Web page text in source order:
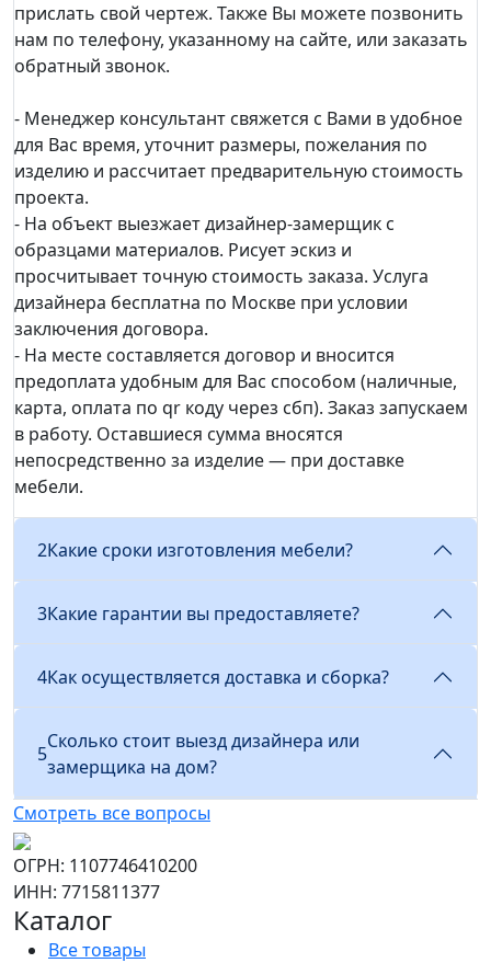
прислать свой чертеж. Также Вы можете позвонить
нам по телефону, указанному на сайте, или заказать
обратный звонок.
- Менеджер консультант свяжется с Вами в удобное
для Вас время, уточнит размеры, пожелания по
изделию и рассчитает предварительную стоимость
проекта.
- На объект выезжает дизайнер-замерщик с
образцами материалов. Рисует эскиз и
просчитывает точную стоимость заказа. Услуга
дизайнера бесплатна по Москве при условии
заключения договора.
- На месте составляется договор и вносится
предоплата удобным для Вас способом (наличные,
карта, оплата по qr коду через сбп). Заказ запускаем
в работу. Оставшиеся сумма вносятся
непосредственно за изделие — при доставке
мебели.
2Какие сроки изготовления мебели?
3Какие гарантии вы предоставляете?
4Как осуществляется доставка и сборка?
5
Сколько стоит выезд дизайнера или
замерщика на дом?
Смотреть все вопросы
ОГРН: 1107746410200
ИНН: 7715811377
Каталог
Все товары